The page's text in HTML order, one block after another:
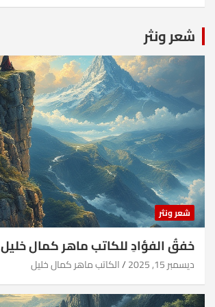
شعر ونثر
شعر ونثر
خفقُ الفؤادِ للكاتب ماهر كمال خليل
ديسمبر 15, 2025 الكاتب ماهر كمال خليل